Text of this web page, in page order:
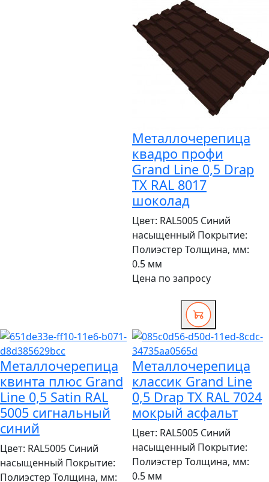
Металлочерепица
квадро профи
Grand Line 0,5 Drap
TX RAL 8017
шоколад
Цвет: RAL5005 Синий
насыщенный Покрытие:
Полиэстер Толщина, мм:
0.5 мм
Цена по запросу
Металлочерепица
квинта плюс Grand
Line 0,5 Satin RAL
5005 сигнальный
синий
Цвет: RAL5005 Синий
насыщенный Покрытие:
Полиэстер Толщина, мм:
Металлочерепица
классик Grand Line
0,5 Drap TX RAL 7024
мокрый асфальт
Цвет: RAL5005 Синий
насыщенный Покрытие:
Полиэстер Толщина, мм:
0.5 мм